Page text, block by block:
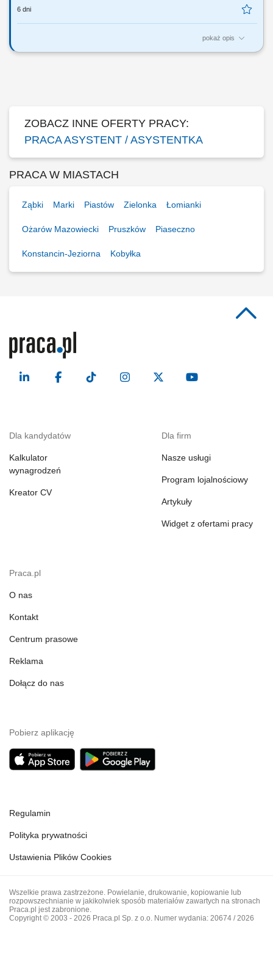
6 dni
pokaż opis
The description of duties is a presented below: to provide administrative
ZOBACZ INNE OFERTY PRACY:
PRACA ASYSTENT / ASYSTENTKA
PRACA W MIASTACH
Ząbki Marki Piastów Zielonka Łomianki
Ożarów Mazowiecki Pruszków Piaseczno
Konstancin-Jeziorna Kobyłka
Dla kandydatów
Kalkulator
wynagrodzeń
Kreator CV
Dla firm
Nasze usługi
Program lojalnościowy
Artykuły
Widget z ofertami pracy
Praca.pl
O nas
Kontakt
Centrum prasowe
Reklama
Dołącz do nas
Pobierz aplikację
Regulamin
Polityka prywatności
Ustawienia Plików Cookies
Wszelkie prawa zastrzeżone. Powielanie, drukowanie, kopiowanie lub
rozpowszechnianie w jakikolwiek sposób materiałów zawartych na stronach
Praca.pl jest zabronione.
Copyright © 2003 - 2026 Praca.pl Sp. z o.o. Numer wydania: 20674 / 2026